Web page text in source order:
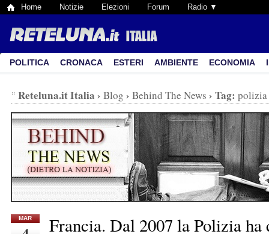
Home Notizie Elezioni Forum Radio ▼
POLITICA CRONACA ESTERI AMBIENTE ECONOMIA
Reteluna.it Italia › Blog › Behind The News › Tag: polizia
MAR
Francia. Dal 2007 la Polizia ha